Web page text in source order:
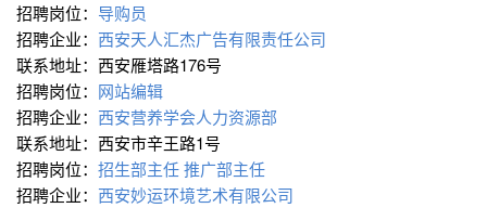
招聘岗位： 导购员
招聘企业： 西安天人汇杰广告有限责任公司
联系地址：西安雁塔路176号
招聘岗位： 网站编辑
招聘企业： 西安营养学会人力资源部
联系地址：西安市辛王路1号
招聘岗位： 招生部主任推广部主任
招聘企业： 西安妙运环境艺术有限公司